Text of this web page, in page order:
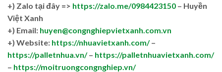
+) Zalo tại đây => https://zalo.me/0984423150 – Huyền
Việt Xanh
+) Email: huyen@congnghiepvietxanh.com.vn
+) Website: https://nhuavietxanh.com/–
https://palletnhua.vn/– https://palletnhuavietxanh.com/
– https://moitruongcongnghiep.vn/